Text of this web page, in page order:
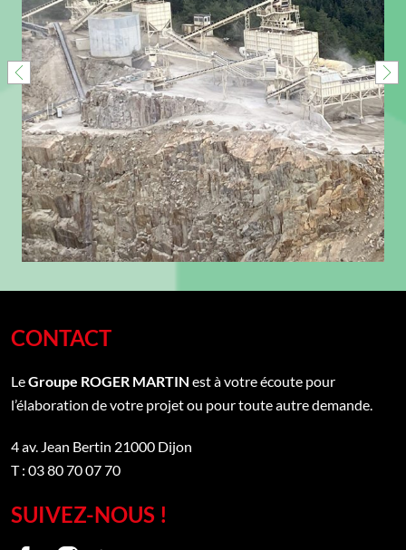
CONTACT
LeGroupe ROGER MARTIN est à votre écoute pour
l’élaboration de votre projet ou pour toute autre demande.
4 av. Jean Bertin 21000 Dijon
T : 03 80 70 07 70
SUIVEZ-NOUS !